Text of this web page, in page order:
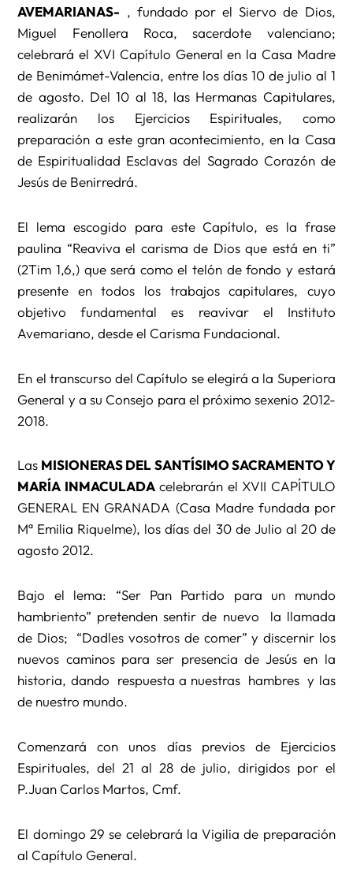
AVEMARIANAS- , fundado por el Siervo de Dios,
Miguel Fenollera Roca, sacerdote valenciano;
celebrará el XVI Capítulo General en la Casa Madre
de Benimámet-Valencia, entre los días 10 de julio al 1
de agosto. Del 10 al 18, las Hermanas Capitulares,
realizarán los Ejercicios Espirituales, como
preparación a este gran acontecimiento, en la Casa
de Espiritualidad Esclavas del Sagrado Corazón de
Jesús de Benirredrá.
El lema escogido para este Capítulo, es la frase
paulina “Reaviva el carisma de Dios que está en ti”
(2Tim 1,6,) que será como el telón de fondo y estará
presente en todos los trabajos capitulares, cuyo
objetivo fundamental es reavivar el Instituto
Avemariano, desde el Carisma Fundacional.
En el transcurso del Capítulo se elegirá a la Superiora
General y a su Consejo para el próximo sexenio 2012-
2018.
Las MISIONERAS DEL SANTÍSIMO SACRAMENTO Y
MARÍA INMACULADAcelebrarán el XVII CAPÍTULO
GENERAL EN GRANADA (Casa Madre fundada por
Mª Emilia Riquelme), los días del 30 de Julio al 20 de
agosto 2012.
Bajo el lema: “Ser Pan Partido para un mundo
hambriento” pretenden sentir de nuevo la llamada
de Dios; “Dadles vosotros de comer” y discernir los
nuevos caminos para ser presencia de Jesús en la
historia, dando respuesta a nuestras hambres y las
de nuestro mundo.
Comenzará con unos días previos de Ejercicios
Espirituales, del 21 al 28 de julio, dirigidos por el
P.Juan Carlos Martos, Cmf.
El domingo 29 se celebrará la Vigilia de preparación
al Capítulo General.